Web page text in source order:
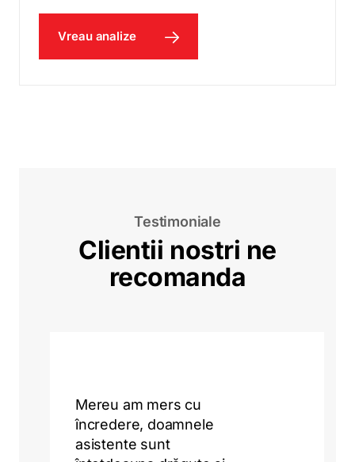
Vreau analize
Testimoniale
Clientii nostri ne
recomanda
Mereu am mers cu
încredere, doamnele
asistente sunt